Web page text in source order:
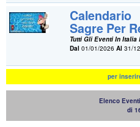
Sagre Per
Tutti Gli Eventi In Italia
Dal 01/01/2026Al 31/
per
Elenco
di